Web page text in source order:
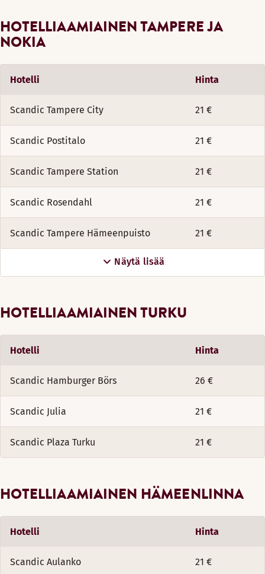
HOTELLIAAMIAINEN TAMPERE JA
NOKIA
Hotelli Hinta
Scandic Tampere City 21 €
Scandic Postitalo 21 €
Scandic Tampere Station 21 €
Scandic Rosendahl 21 €
Scandic Tampere Hämeenpuisto 21 €
Näytä lisää
HOTELLIAAMIAINEN TURKU
Hotelli Hinta
Scandic Hamburger Börs 26 €
Scandic Julia 21 €
Scandic Plaza Turku 21 €
HOTELLIAAMIAINEN HÄMEENLINNA
Hotelli Hinta
Scandic Aulanko 21 €